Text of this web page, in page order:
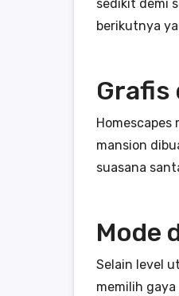
sedikit demi
berikutnya
Grafis
mansion
suasana
Mode
Selain level
memilih